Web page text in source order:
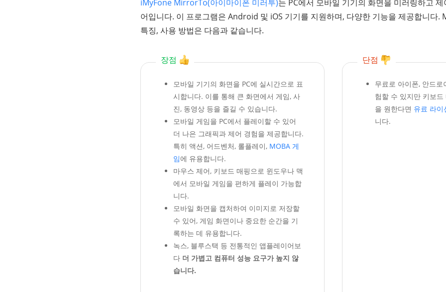
iMyFone MirrorTo(아이마이폰 미러투)는 PC에서 모바일 기기의 화면을 미러링하고
어입니다. 이 프로그램은 Android 및 iOS 기기를 지원하며, 다양한 기능을 제공합니다
특징, 사용 방법은 다음과 같습니다.
장점
모바일 기기의 화면을 PC에 실시간으로 표
시합니다. 이를 통해 큰 화면에서 게임, 사
진, 동영상 등을 즐길 수 있습니다.
모바일 게임을 PC에서 플레이할 수 있어
더 나은 그래픽과 제어 경험을 제공합니다.
특히 액션, 어드벤처, 롤플레이, MOBA 게
임에 유용합니다.
마우스 제어, 키보드 매핑으로 윈도우나 맥
에서 모바일 게임을 편하게 플레이 가능합
니다.
모바일 화면을 캡처하여 이미지로 저장할
수 있어, 게임 화면이나 중요한 순간을 기
록하는 데 유용합니다.
녹스, 블루스택 등 전통적인 앱플레이어보
다 더 가볍고 컴퓨터 성능 요구가 높지 않
습니다.
단점
무료로 아이폰, 안드
험할 수 있지만 키보
을 원한다면 유료 라이
니다.